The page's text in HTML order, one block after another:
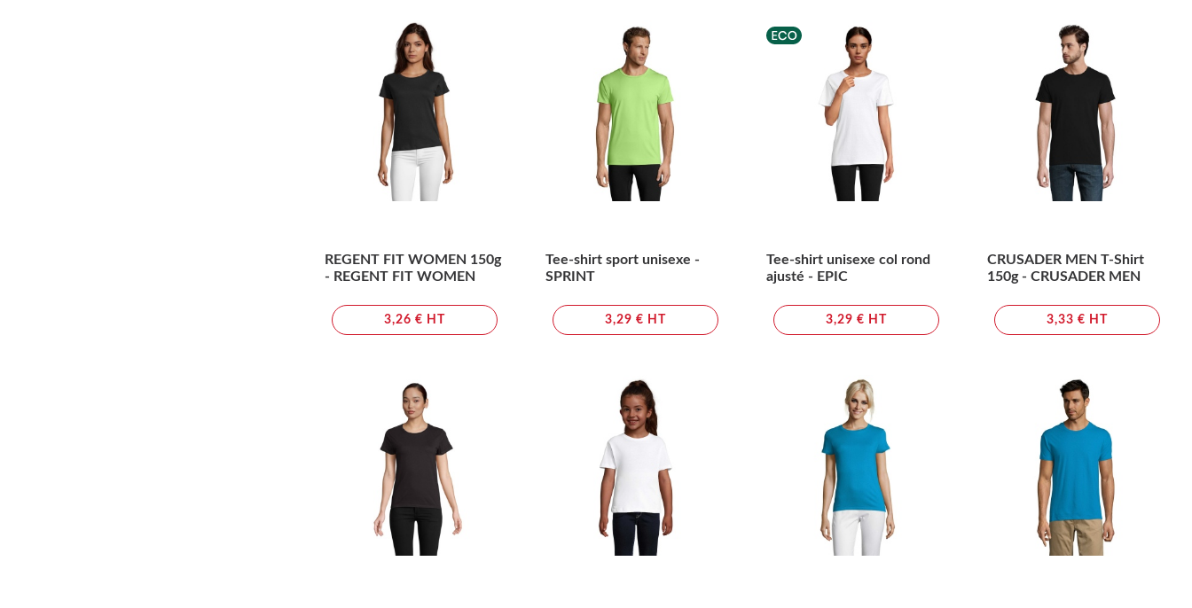
REGENT FIT WOMEN 150g
- REGENT FIT WOMEN
3,26 € HT
Tee-shirt sport unisexe -
SPRINT
3,29 € HT
Tee-shirt unisexe col rond
ajusté - EPIC
3,29 € HT
CRUSADER MEN T-Shirt
150g - CRUSADER MEN
3,33 € HT